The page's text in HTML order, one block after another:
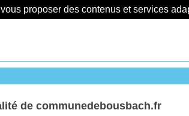
proposer des contenus et services
de communedebousbach.fr